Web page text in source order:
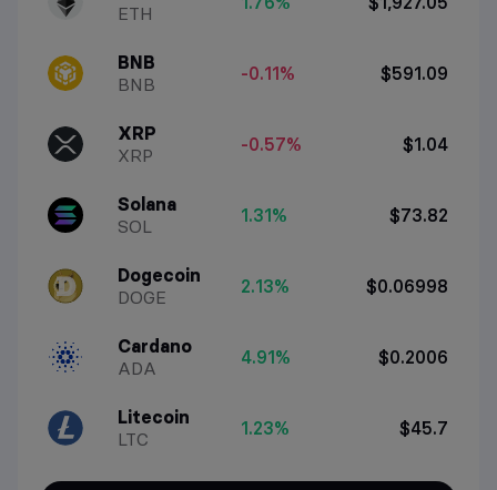
ETH
BNB
BNB
-0.11% $591.09
XRP
XRP
-0.57% $1.04
Solana
SOL
1.31% $73.82
Dogecoin
DOGE
2.13% $0.06998
Cardano
ADA
4.91% $0.2006
Litecoin
LTC
1.23% $45.7